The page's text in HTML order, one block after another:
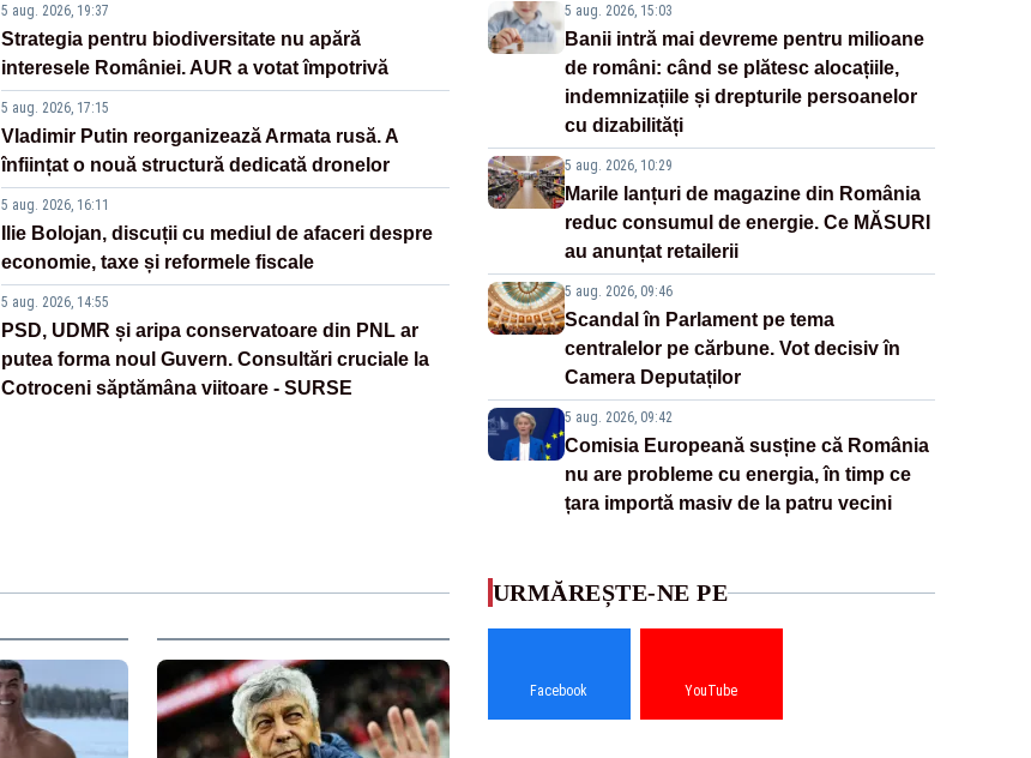
5 aug. 2026, 19:37
Strategia pentru biodiversitate nu apără
interesele României. AUR a votat împotrivă
5 aug. 2026, 17:15
Vladimir Putin reorganizează Armata rusă. A
înființat o nouă structură dedicată dronelor
5 aug. 2026, 16:11
Ilie Bolojan, discuții cu mediul de afaceri despre
economie, taxe și reformele fiscale
5 aug. 2026, 14:55
PSD, UDMR și aripa conservatoare din PNL ar
putea forma noul Guvern. Consultări cruciale la
Cotroceni săptămâna viitoare - SURSE
5 aug. 2026, 15:03
Banii intră mai devreme pentru milioane
de români: când se plătesc alocațiile,
indemnizațiile și drepturile persoanelor
cu dizabilități
5 aug. 2026, 10:29
Marile lanțuri de magazine din România
reduc consumul de energie. Ce MĂSURI
au anunțat retailerii
5 aug. 2026, 09:46
Scandal în Parlament pe tema
centralelor pe cărbune. Vot decisiv în
Camera Deputaților
5 aug. 2026, 09:42
Comisia Europeană susține că România
nu are probleme cu energia, în timp ce
țara importă masiv de la patru vecini
URMĂREȘTE-NE PE
Facebook YouTube